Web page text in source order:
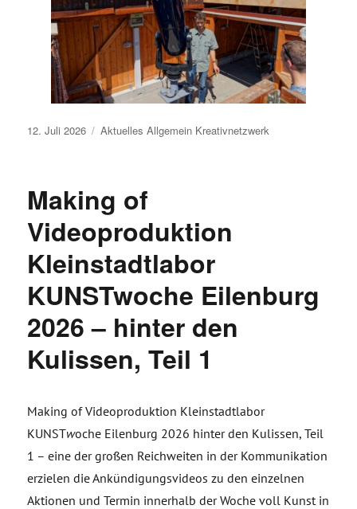
Veröffentlicht
12. Juli 2026 Aktuelles Allgemein Kreativnetzwerk
Making of
Videoproduktion
Kleinstadtlabor
KUNSTwoche Eilenburg
2026 – hinter den
Kulissen, Teil 1
Making of Videoproduktion Kleinstadtlabor
KUNSTwoche Eilenburg 2026 hinter den Kulissen, Teil
1 – eine der großen Reichweiten in der Kommunikation
erzielen die Ankündigungsvideos zu den einzelnen
Aktionen und Termin innerhalb der Woche voll Kunst in